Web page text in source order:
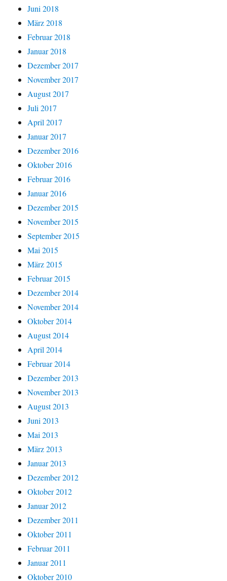
Juni 2018
März 2018
Februar 2018
Januar 2018
Dezember 2017
November 2017
August 2017
Juli 2017
April 2017
Januar 2017
Dezember 2016
Oktober 2016
Februar 2016
Januar 2016
Dezember 2015
November 2015
September 2015
Mai 2015
März 2015
Februar 2015
Dezember 2014
November 2014
Oktober 2014
August 2014
April 2014
Februar 2014
Dezember 2013
November 2013
August 2013
Juni 2013
Mai 2013
März 2013
Januar 2013
Dezember 2012
Oktober 2012
Januar 2012
Dezember 2011
Oktober 2011
Februar 2011
Januar 2011
Oktober 2010